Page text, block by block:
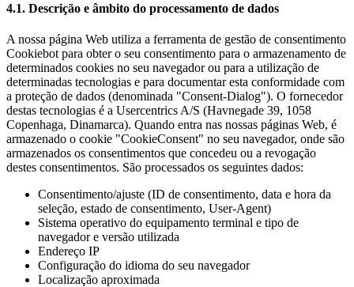
4.1. Descrição e âmbito do processamento de dados
A nossa página Web utiliza a ferramenta de gestão de consentimento
Cookiebot para obter o seu consentimento para o armazenamento de
determinados cookies no seu navegador ou para a utilização de
determinadas tecnologias e para documentar esta conformidade com
a proteção de dados (denominada "Consent-Dialog"). O fornecedor
destas tecnologias é a Usercentrics A/S (Havnegade 39, 1058
Copenhaga, Dinamarca). Quando entra nas nossas páginas Web, é
armazenado o cookie "CookieConsent" no seu navegador, onde são
armazenados os consentimentos que concedeu ou a revogação
destes consentimentos. São processados os seguintes dados:
Consentimento/ajuste (ID de consentimento, data e hora da
seleção, estado de consentimento, User-Agent)
Sistema operativo do equipamento terminal e tipo de
navegador e versão utilizada
Endereço IP
Configuração do idioma do seu navegador
Localização aproximada